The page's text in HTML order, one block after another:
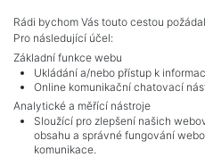
Adverts
Rádi bychom Vás touto cestou
Pro následující účel:
Základní funkce webu
Ukládání a/nebo přístup k
Online komunikační chatovací
Analytické a měřící nástroje
Sloužící pro zlepšení našich
obsahu a správné fungování
komunikace.